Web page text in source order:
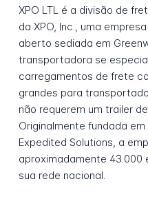
XPO LTL é a divisão de
da XPO, Inc., uma
aberto sediada em
transportadora se
carregamentos de frete
grandes para
não requerem um trailer
Originalmente fundada
Expedited Solutions, a
aproximadamente
sua rede nacional.